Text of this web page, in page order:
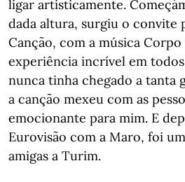
ligar artisticamente.
dada altura, surgiu o convite
Canção, com a música
experiência incrível em
nunca tinha chegado a tanta
a canção mexeu com as
emocionante para mim. E
Eurovisão com a Maro, foi
amigas a Turim.